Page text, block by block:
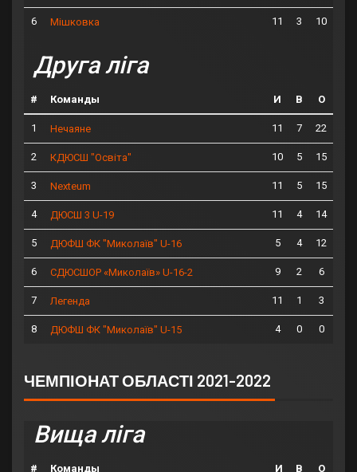
6 Мішковка 11 3 10
Друга ліга
# Команды И В О
1 Нечаяне 11 7 22
2 КДЮСШ "Освіта" 10 5 15
3 Nexteum 11 5 15
4 ДЮСШ 3 U-19 11 4 14
5 ДЮФШ ФК "Миколаїв" U-16 5 4 12
6 СДЮСШОР «Миколаїв» U-16-2 9 2 6
7 Легенда 11 1 3
8 ДЮФШ ФК "Миколаїв" U-15 4 0 0
ЧЕМПІОНАТ ОБЛАСТІ 2021-2022
Вища ліга
# Команды И В О